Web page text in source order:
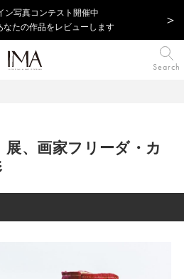
ン写真コンテスト開催中
なたの作品をレビューします
Search
、画家フリーダ・カ